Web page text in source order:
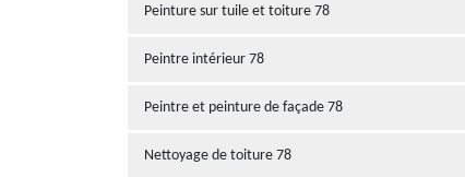
Peinture sur tuile et toiture 78
Peintre intérieur 78
Peintre et peinture de façade 78
Nettoyage de toiture 78